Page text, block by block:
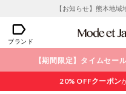
【お知らせ】熊本地
ブランド
【期間限定】タイムセー
20% OFFクーポン